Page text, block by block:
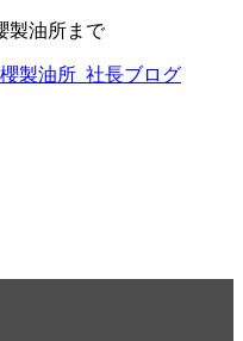
製油所まで